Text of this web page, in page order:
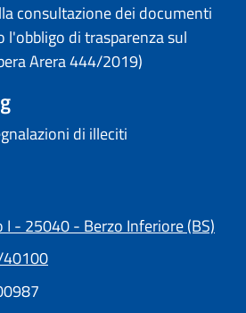
consultazione dei documenti
l'obbligo di trasparenza sul
Arera 444/2019)
di illeciti
I - 25040 - Berzo Inferiore (BS)